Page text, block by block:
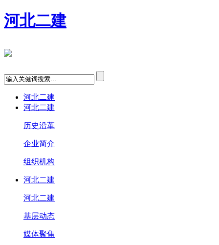
河北二建
河北二建
河北二建
历史沿革
企业简介
组织机构
河北二建
河北二建
基层动态
媒体聚焦